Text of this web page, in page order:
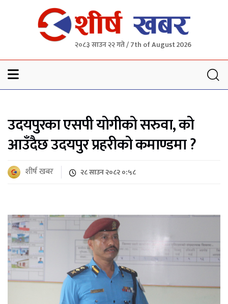
२०८३ साउन २२ गते / 7th of August 2026
उदयपुरका एसपी योगीको सरुवा, को
आउँदैछ उदयपुर प्रहरीको कमाण्डमा ?
शीर्ष खबर २८ साउन २०८२ ०:५८